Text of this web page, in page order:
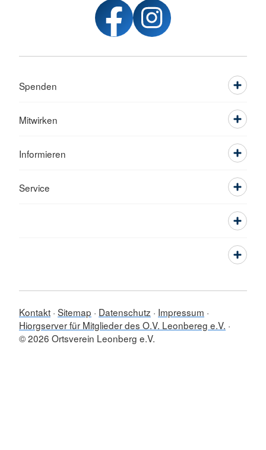
Spenden
Mitwirken
Informieren
Service
Kontakt Sitemap Datenschutz
Impressum
Hiorgserver für Mitglieder des O.V. Leonbereg e.V.
© 2026 Ortsverein Leonberg e.V.